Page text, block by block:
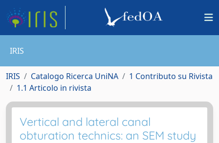
IRIS
IRIS Catalogo Ricerca UniNA
1 Contributo su Rivista
1.1 Articolo in rivista
Vertical and lateral canal
obturation technics: an SEM study